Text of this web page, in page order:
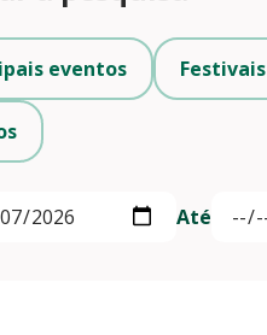
Até
eventos Festivais